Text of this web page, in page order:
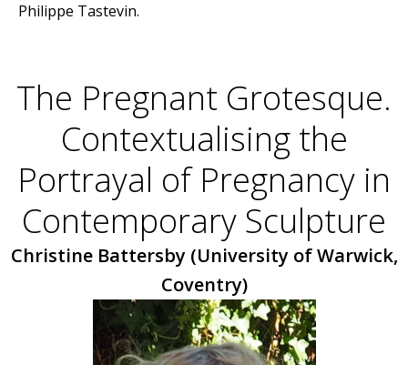
Philippe Tastevin.
The Pregnant Grotesque.
Contextualising the
Portrayal of Pregnancy in
Contemporary Sculpture
Christine Battersby (University of Warwick,
Coventry)